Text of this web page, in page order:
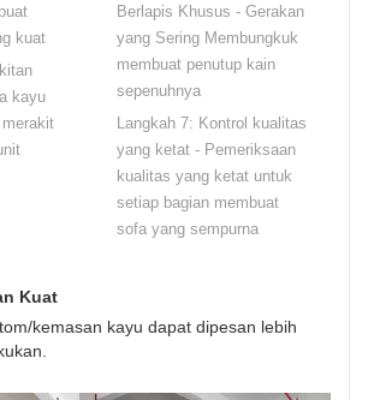
kuat
kayu
Berlapis Khusus - Gerakan
yang Sering Membungkuk
membuat penutup kain
sepenuhnya
Langkah 7: Kontrol kualitas
yang ketat - Pemeriksaan
kualitas yang ketat untuk
setiap bagian membuat
sofa yang sempurna
Kuat
kemasan kayu dapat dipesan lebih